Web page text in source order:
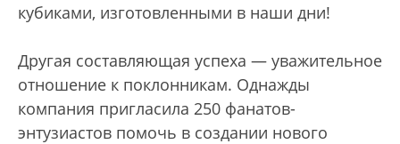
кубиками, изготовленными в наши дни!
Другая составляющая успеха — уважительное
отношение к поклонникам. Однажды
компания пригласила 250 фанатов-
энтузиастов помочь в создании нового